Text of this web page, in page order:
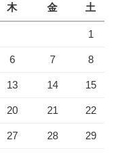
木 金 土
1
6 7 8
13 14 15
20 21 22
27 28 29